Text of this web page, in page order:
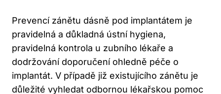
Prevencí zánětu dásně pod implantátem je
pravidelná a důkladná ústní hygiena,
pravidelná kontrola u zubního lékaře a
dodržování doporučení ohledně péče o
implantát. V případě již existujícího zánětu je
důležité vyhledat odbornou lékařskou pomoc